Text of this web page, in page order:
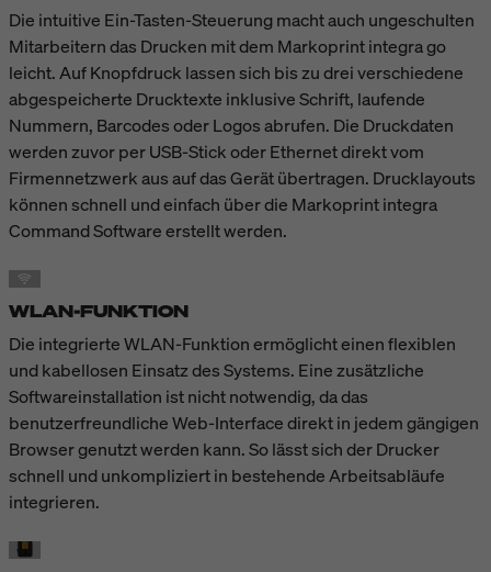
Die intuitive Ein-Tasten-Steuerung macht auch ungeschulten
Mitarbeitern das Drucken mit dem Markoprint integra go
leicht. Auf Knopfdruck lassen sich bis zu drei verschiedene
abgespeicherte Drucktexte inklusive Schrift, laufende
Nummern, Barcodes oder Logos abrufen. Die Druckdaten
werden zuvor per USB-Stick oder Ethernet direkt vom
Firmennetzwerk aus auf das Gerät übertragen. Drucklayouts
können schnell und einfach über die Markoprint integra
Command Software erstellt werden.
WLAN-FUNKTION
Die integrierte WLAN-Funktion ermöglicht einen flexiblen
und kabellosen Einsatz des Systems. Eine zusätzliche
Softwareinstallation ist nicht notwendig, da das
benutzerfreundliche Web-Interface direkt in jedem gängigen
Browser genutzt werden kann. So lässt sich der Drucker
schnell und unkompliziert in bestehende Arbeitsabläufe
integrieren.